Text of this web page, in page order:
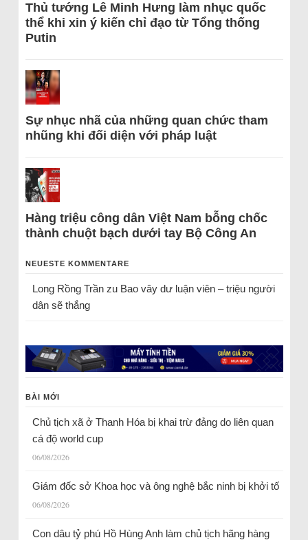
Thủ tướng Lê Minh Hưng làm nhục quốc
thể khi xin ý kiến chỉ đạo từ Tổng thống
Putin
Sự nhục nhã của những quan chức tham
nhũng khi đối diện với pháp luật
Hàng triệu công dân Việt Nam bỗng chốc
thành chuột bạch dưới tay Bộ Công An
NEUESTE KOMMENTARE
Long Rồng Trầnzu Bao vây dư luận viên – triệu người
dân sẽ thắng
BÀI MỚI
Chủ tịch xã ở Thanh Hóa bị khai trừ đảng do liên quan
cá độ world cup
06/08/2026
Giám đốc sở Khoa học và ông nghệ bắc ninh bị khởi tố
06/08/2026
Con dâu tỷ phú Hồ Hùng Anh làm chủ tịch hãng hàng